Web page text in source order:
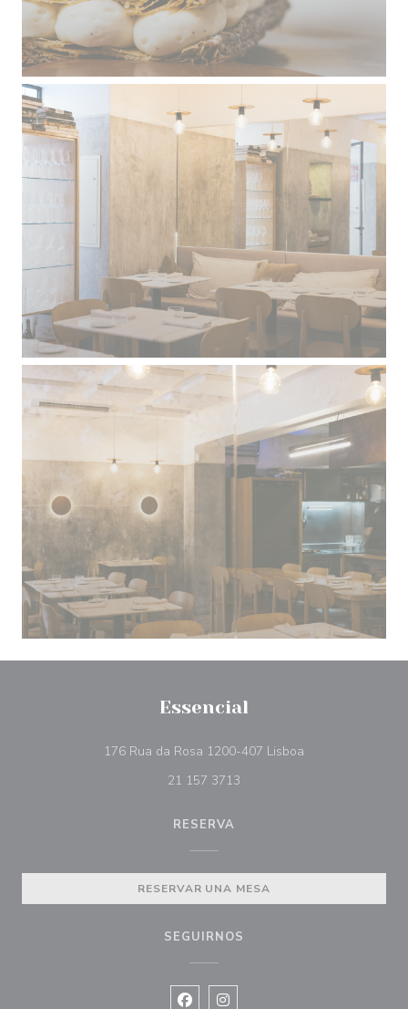
Essencial
176 Rua da Rosa 1200-407 Lisboa
21 157 3713
RESERVA
RESERVAR UNA MESA
SEGUIRNOS